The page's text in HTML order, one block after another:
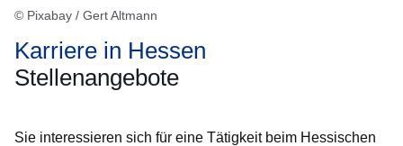
© Pixabay / Gert Altmann
Karriere in Hessen
Stellenangebote
Sie interessieren sich für eine Tätigkeit beim Hessischen